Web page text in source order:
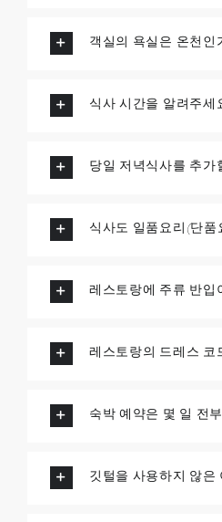
객실의 욕실은 온천인
식사 시간을 알려주세
당일 저녁식사를 추가
식사도 일품요리(단품
레스토랑에 주류 반입
레스토랑의 드레스 코
숙박 예약은 몇 일 전
깃털을 사용하지 않은